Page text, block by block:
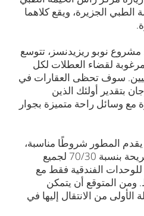
الجزيرة، ويقع كلاهما
نوبو ريزيدنسز، تتوسع
لقضاء العطلات لكل
سوف تحظى العقارات في
بتقدير أولئك الذين
مع وسائل راحة متميزة بجوار
من ديسمبر 2023، يقدم المطور شروطًا مناسبة،
بما في ذلك خطط سداد مريحة بنسبة 70/30 لجميع
الوحدات السكنية و50/50 للوحدات الفندقية فقط مع
5٪ فقط. ومن المتوقع أن يتمكن
من الانتقال إليها في